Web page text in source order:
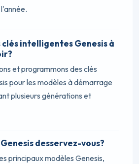
intelligentes Genesis à
et programmons des clés
pour les modèles à démarrage
plusieurs générations et
desservez-vous?
principaux modèles Genesis,